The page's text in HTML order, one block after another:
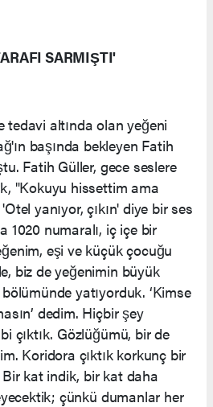
SARMIŞTI'
altında olan yeğeni
başında bekleyen Fatih
Fatih Güller, gece seslere
"Kokuyu hissettim ama
yanıyor, çıkın' diye bir ses
1020 numaralı, iç içe bir
eşi ve küçük çocuğu
biz de yeğenimin büyük
yatıyorduk. ‘Kimse
dedim. Hiçbir şey
çıktık. Gözlüğümü, bir de
Koridora çıktık korkunç bir
kat indik, bir kat daha
çünkü dumanlar her